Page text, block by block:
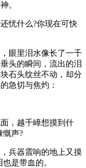
。
忧什么?你现在可快
眼里泪水像长了一千
头的瞬间，流出的泪
石头纹丝不动，却分
急切与焦灼：
，越千嶂想摸到什
慨声?
兵器震响的地上又摸
是带血的。